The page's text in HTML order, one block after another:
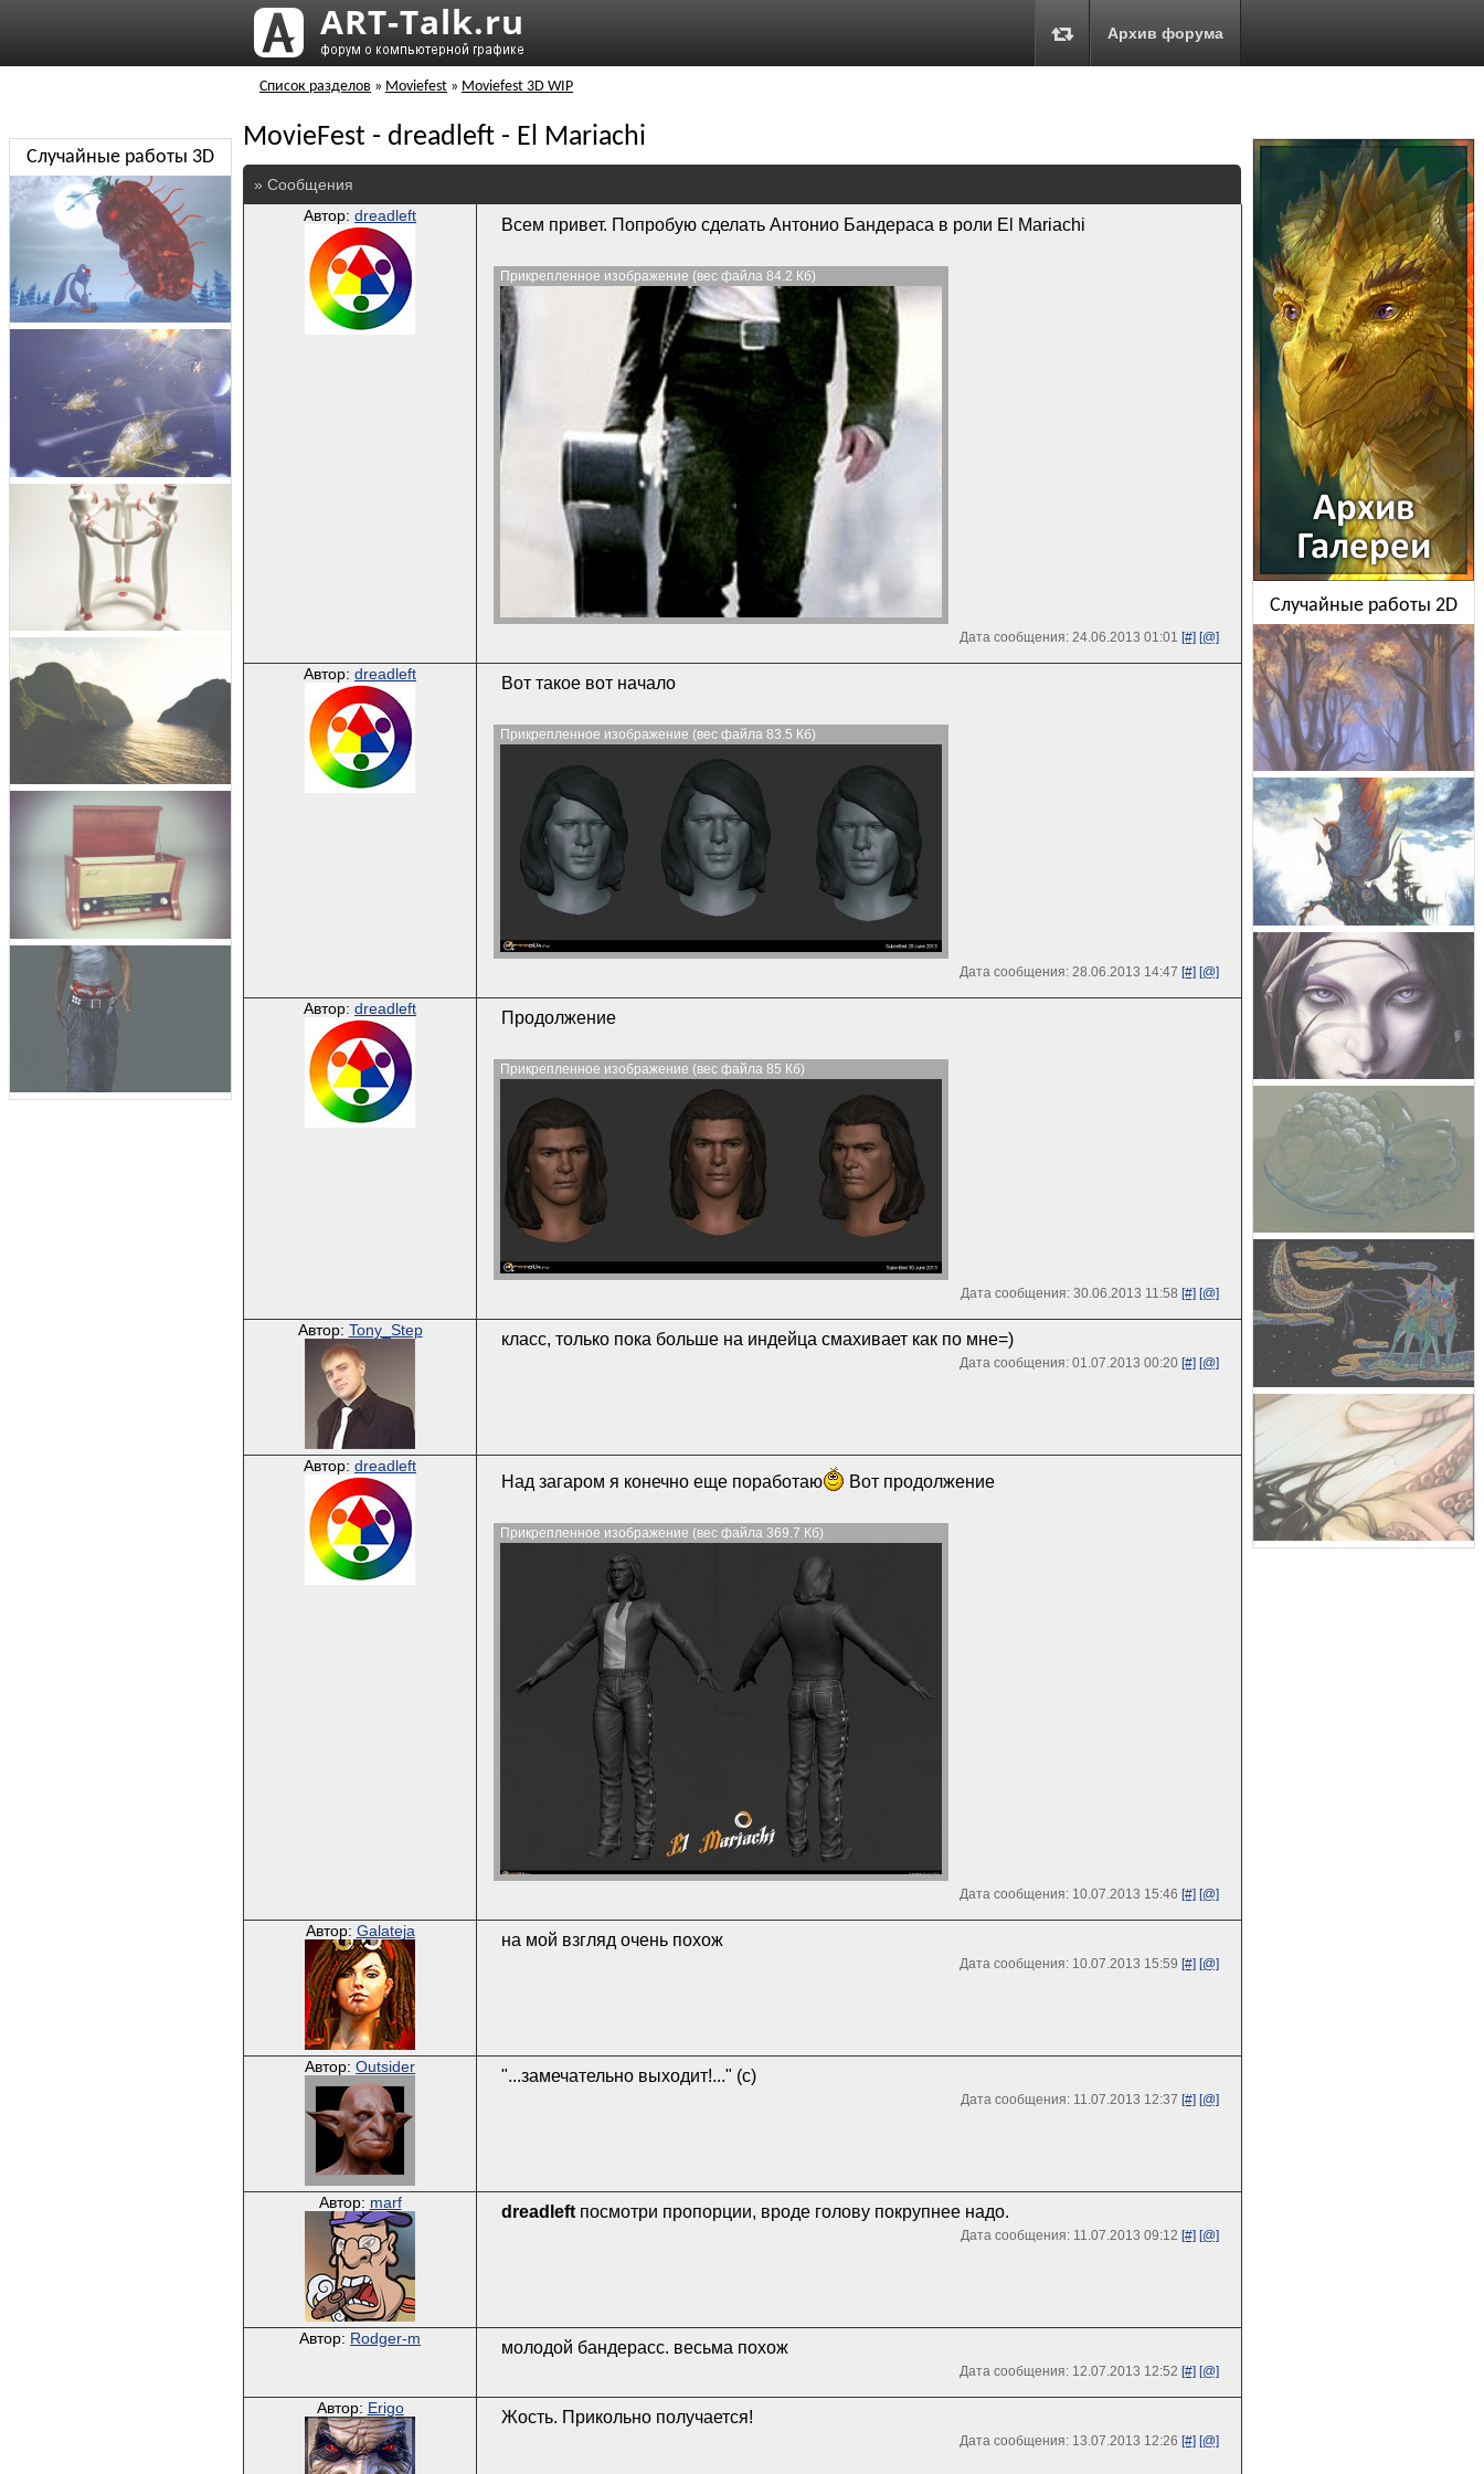
Архив форума
Список разделов » Moviefest » Moviefest 3D WIP
MovieFest - dreadleft - El Mariachi
» Сообщения
Автор: dreadleft Всем привет. Попробую сделать Антонио Бандераса в роли El Mariachi
Прикрепленное изображение (вес файла 84.2 Кб)
Дата сообщения: 24.06.2013 01:01 [#] [@]
Автор: dreadleft Вот такое вот начало
Прикрепленное изображение (вес файла 83.5 Кб)
Дата сообщения: 28.06.2013 14:47 [#] [@]
Автор: dreadleft Продолжение
Прикрепленное изображение (вес файла 85 Кб)
Дата сообщения: 30.06.2013 11:58 [#] [@]
Автор: Tony_Step класс, только пока больше на индейца смахивает как по мне=)
Дата сообщения: 01.07.2013 00:20 [#] [@]
Автор: dreadleft
Над загаром я конечно еще поработаю Вот продолжение
Прикрепленное изображение (вес файла 369.7 Кб)
Дата сообщения: 10.07.2013 15:46 [#] [@]
Автор: Galateja на мой взгляд очень похож
Дата сообщения: 10.07.2013 15:59 [#] [@]
Автор: Outsider "...замечательно выходит!..." (с)
Дата сообщения: 11.07.2013 12:37 [#] [@]
Автор: marf dreadleft посмотри пропорции, вроде голову покрупнее надо.
Дата сообщения: 11.07.2013 09:12 [#] [@]
Автор: Rodger-m молодой бандерасс. весьма похож
Дата сообщения: 12.07.2013 12:52 [#] [@]
Автор: Erigo Жость. Прикольно получается!
Дата сообщения: 13.07.2013 12:26 [#] [@]
Случайные работы 3D
Случайные работы 2D